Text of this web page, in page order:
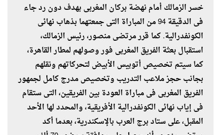
خسر الزمالك أمام نهضة بركان المغربى بهدف دون رد جاء
فى الدقيقة 94 من المباراة التى جمعتهما بذهاب نهائى
الكونفدرالية. كما قرر مرتضى منصور، رئيس الزمالك،
استقبال بعثة الفريق المغربى فور وصولهم لمطار القاهرة،
كما سيتم تخصيص أتوبيس الأبيض لتحركاتهم ونقلهم
بجانب حجز ملاعب التدريب وتخصيص مدرج كامل لجمهور
الفريق المغربى فى مباراة العودة بين الفريقين، التى ستقام
فى إياب نهائى الكونفدرالية الأفريقية، والمحدد لها الأحد
المقبل، على ستاد برج العرب بالإسكندرية، بعدما أكد